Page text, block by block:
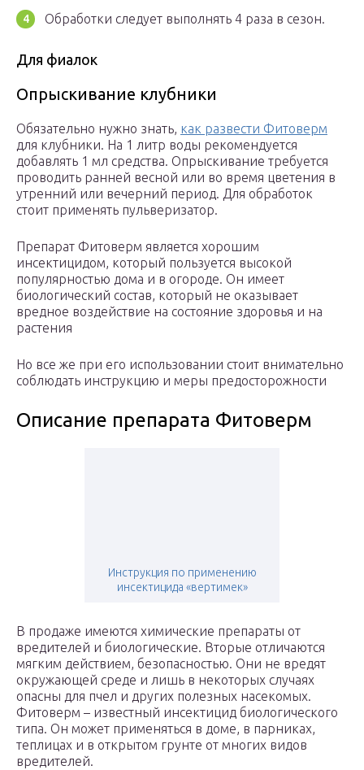
Обработки следует выполнять 4 раза в сезон.
Для фиалок
Опрыскивание клубники
Обязательно нужно знать, как развести Фитоверм
для клубники. На 1 литр воды рекомендуется
добавлять 1 мл средства. Опрыскивание требуется
проводить ранней весной или во время цветения в
утренний или вечерний период. Для обработок
стоит применять пульверизатор.
Препарат Фитоверм является хорошим
инсектицидом, который пользуется высокой
популярностью дома и в огороде. Он имеет
биологический состав, который не оказывает
вредное воздействие на состояние здоровья и на
растения
Но все же при его использовании стоит внимательно
соблюдать инструкцию и меры предосторожности
Описание препарата Фитоверм
Инструкция по применению
инсектицида «вертимек»
В продаже имеются химические препараты от
вредителей и биологические. Вторые отличаются
мягким действием, безопасностью. Они не вредят
окружающей среде и лишь в некоторых случаях
опасны для пчел и других полезных насекомых.
Фитоверм – известный инсектицид биологического
типа. Он может применяться в доме, в парниках,
теплицах и в открытом грунте от многих видов
вредителей.